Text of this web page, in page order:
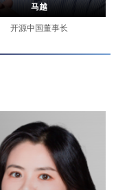
马越
开源中国董事长